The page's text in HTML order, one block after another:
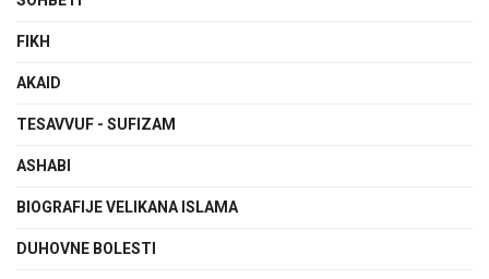
FIKH
AKAID
TESAVVUF - SUFIZAM
ASHABI
BIOGRAFIJE VELIKANA ISLAMA
DUHOVNE BOLESTI